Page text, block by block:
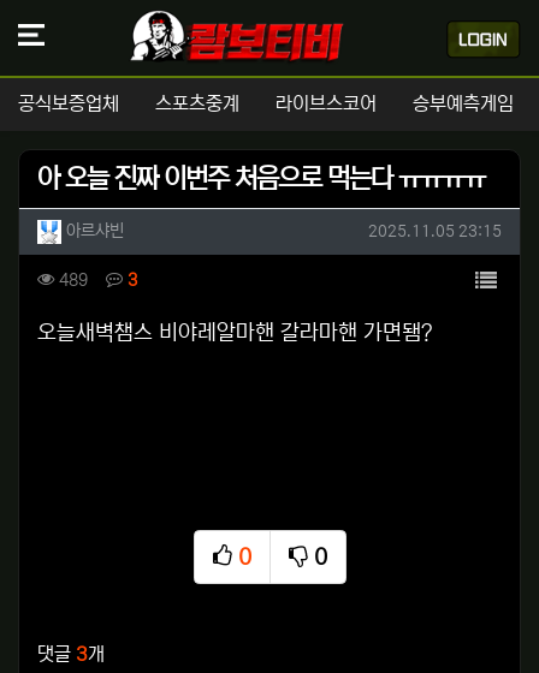
공식보증업체 스포츠중계 라이브스코어 승부예측게임
아 오늘 진짜 이번주 처음으로 먹는다 ㅠㅠㅠㅠ
작성자 정보
아르샤빈 작성일
2025.11.05 23:15
컨텐츠 정보
489조회 3댓글 목록
본문
오늘새벽챔스 비야레알마핸 갈라마핸 가면됌?
0
추천
0
비추천
댓글 3개